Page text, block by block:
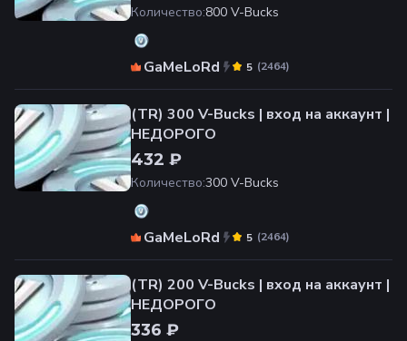
Количество:800 V-Bucks
GaMeLoRd (2464)
5
(TR) 300 V-Bucks | вход на аккаунт |
НЕДОРОГО
432 ₽
Количество:300 V-Bucks
GaMeLoRd (2464)
5
(TR) 200 V-Bucks | вход на аккаунт |
НЕДОРОГО
336 ₽